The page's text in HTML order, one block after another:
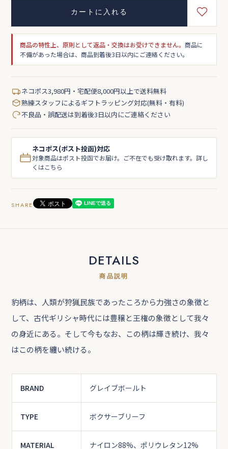
カートに入れる
商品の特性上、原則として返品・交換はお受けできません。商品に
不備があった場合は、商品到着後3日以内にご連絡ください。
ネコポス3,980円・宅配便8,000円以上で送料無料
熟練スタッフによるギフトラッピング対応(無料・有料)
不良品・誤配送は到着後3日以内にご連絡ください
ネコポス(ポスト投函)対応
対象商品はポスト投函でお届け。ご不在でも受け取れます。詳し
くはこちら
SHARE
DETAILS
商品説明
豹柄は、人類が狩猟民族であったころから力強さの象徴と
して、古代ギリシャ時代には豊穣と王権の象徴として我々
の身近にある。そして今もなお、この柄は輝き続け、我々
はこの柄を纏い続ける。
BRAND グレイブボールト
TYPE ボクサーブリーフ
MATERIAL ナイロン88%、ポリウレタン12%